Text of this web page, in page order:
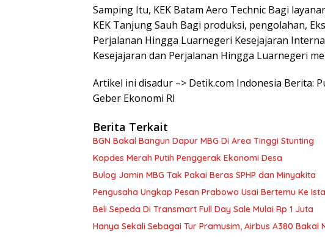
Samping Itu, KEK Batam Aero Technic Bagi
KEK Tanjung Sauh Bagi produksi, pengolahan,
Perjalanan Hingga Luarnegeri Kesejajaran
Kesejajaran dan Perjalanan Hingga Luarnegeri
Artikel ini disadur –> Detik.com Indonesia Berita:
Geber Ekonomi RI
Berita Terkait
BGN Bakal Bangun Dapur MBG Di Area Tinggi Stunting
Kopdes Merah Putih Penggerak Ekonomi Desa
Bulog Jamin MBG Tak Pakai Beras SPHP dan Minyakita
Pengusaha Ungkap Pesan Prabowo Usai Bertemu Ke
Beli Sepeda Di Transmart Full Day Sale Mulai Rp 1 Juta
Hanya Sekali Sebagai Tur Pramusim, Airbus A380 Bakal